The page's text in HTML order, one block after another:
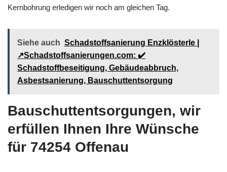
Kernbohrung erledigen wir noch am gleichen Tag.
Siehe auch Schadstoffsanierung Enzklösterle |
↗️Schadstoffsanierungen.com: ✔️
Schadstoffbeseitigung, Gebäudeabbruch,
Asbestsanierung, Bauschuttentsorgung
Bauschuttentsorgungen, wir
erfüllen Ihnen Ihre Wünsche
für 74254 Offenau